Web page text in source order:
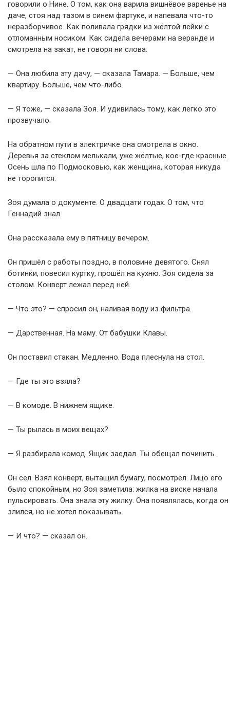
говорили о Нине. О том, как она варила вишнёвое варенье на
даче, стоя над тазом в синем фартуке, и напевала что-то
неразборчивое. Как поливала грядки из жёлтой лейки с
отломанным носиком. Как сидела вечерами на веранде и
смотрела на закат, не говоря ни слова.
— Она любила эту дачу, — сказала Тамара. — Больше, чем
квартиру. Больше, чем что-либо.
— Я тоже, — сказала Зоя. И удивилась тому, как легко это
прозвучало.
На обратном пути в электричке она смотрела в окно.
Деревья за стеклом мелькали, уже жёлтые, кое-где красные.
Осень шла по Подмосковью, как женщина, которая никуда
не торопится.
Зоя думала о документе. О двадцати годах. О том, что
Геннадий знал.
Она рассказала ему в пятницу вечером.
Он пришёл с работы поздно, в половине девятого. Снял
ботинки, повесил куртку, прошёл на кухню. Зоя сидела за
столом. Конверт лежал перед ней.
— Что это? — спросил он, наливая воду из фильтра.
— Дарственная. На маму. От бабушки Клавы.
Он поставил стакан. Медленно. Вода плеснула на стол.
— Где ты это взяла?
— В комоде. В нижнем ящике.
— Ты рылась в моих вещах?
— Я разбирала комод. Ящик заедал. Ты обещал починить.
Он сел. Взял конверт, вытащил бумагу, посмотрел. Лицо его
было спокойным, но Зоя заметила: жилка на виске начала
пульсировать. Она знала эту жилку. Она появлялась, когда он
злился, но не хотел показывать.
— И что? — сказал он.